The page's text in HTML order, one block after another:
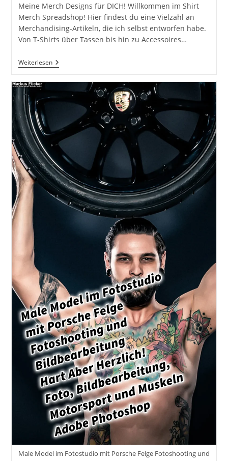
Meine Merch Designs für DICH! Willkommen im Shirt
Merch Spreadshop! Hier findest du eine Vielzahl an
Merchandising-Artikeln, die ich selbst entworfen habe.
Von T-Shirts über Tassen bis hin zu Accessoires…
WeiterlesenT-
Shirt
Shop
Amazon
Spreadshirt
37
Praxisnahe
Tipps
Tricks
Male Model im Fotostudio mit Porsche Felge Fotoshooting und